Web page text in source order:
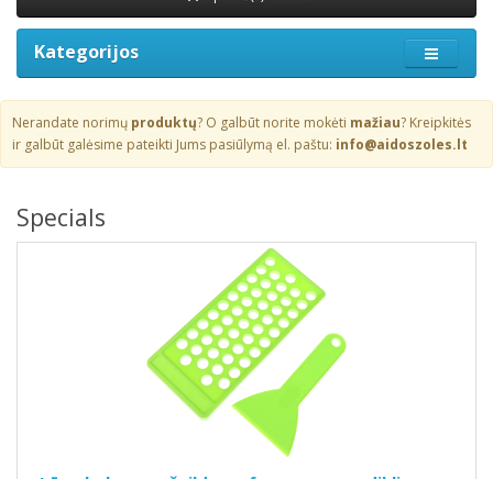
Kategorijos
Nerandate norimų produktų? O galbūt norite mokėti mažiau? Kreipkitės
ir galbūt galėsime pateikti Jums pasiūlymą el. paštu: info@aidoszoles.lt
Specials